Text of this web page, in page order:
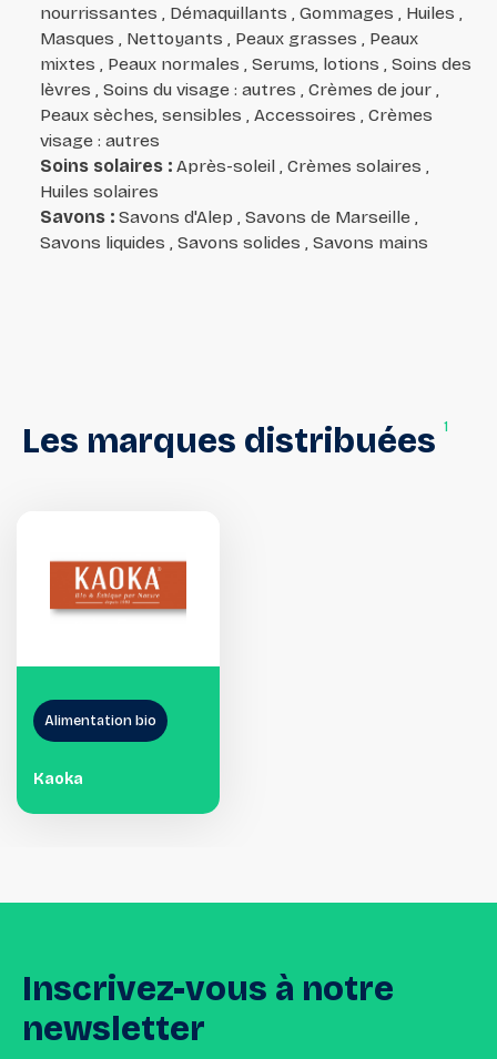
nourrissantes , Démaquillants , Gommages , Huiles ,
Masques , Nettoyants , Peaux grasses , Peaux
mixtes , Peaux normales , Serums, lotions , Soins des
lèvres , Soins du visage : autres , Crèmes de jour ,
Peaux sèches, sensibles , Accessoires , Crèmes
visage : autres
Soins solaires : Après-soleil , Crèmes solaires ,
Huiles solaires
Savons : Savons d'Alep , Savons de Marseille ,
Savons liquides , Savons solides , Savons mains
Les marques distribuées 1
Alimentation bio
Kaoka
Inscrivez-vous à notre
newsletter